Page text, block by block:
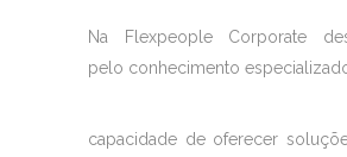
Na Flexpeople Corporate
pelo conhecimento
capacidade de oferecer